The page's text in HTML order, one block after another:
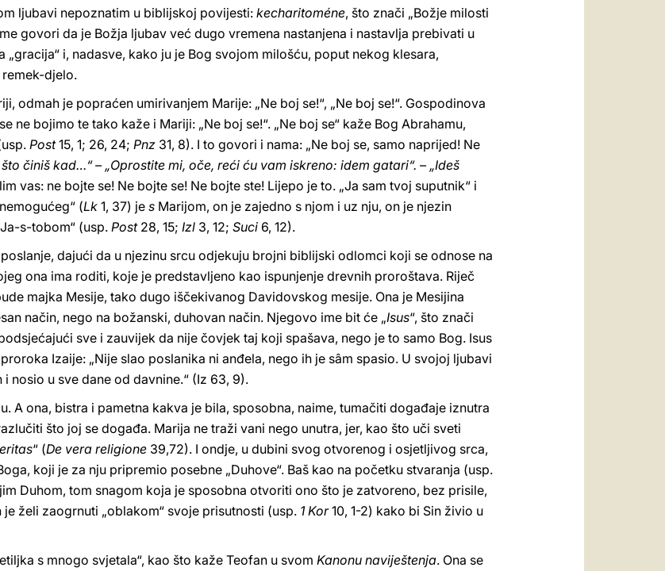
ljubavi nepoznatim u biblijskoj povijesti: kecharitoméne, što znači „Božje milosti
govori da je Božja ljubav već dugo vremena nastanjena i nastavlja prebivati u
i, nadasve, kako ju je Bog svojom milošću, poput nekog klesara,
djelo.
odmah je popraćen umirivanjem Marije: „Ne boj se!“, „Ne boj se!“. Gospodinova
ne bojimo te tako kaže i Mariji: „Ne boj se!“. „Ne boj se“ kaže Bog Abrahamu,
Post15, 1; 26, 24; Pnz 31, 8). I to govori i nama: „Ne boj se, samo naprijed! Ne
činiš kad…“ – „Oprostite mi, oče, reći ću vam iskreno: idem gatari“. – „Ideš
vas: ne bojte se! Ne bojte se! Ne bojte ste! Lijepo je to. „Ja sam tvoj suputnik“ i
(Lk 1, 37) je s Marijom, on je zajedno s njom i uz nju, on je njezin
s-tobom“ (usp. Post 28, 15; Izl 3, 12; Suci 6, 12).
dajući da u njezinu srcu odjekuju brojni biblijski odlomci koji se odnose na
ona ima roditi, koje je predstavljeno kao ispunjenje drevnih proroštava. Riječ
majka Mesije, tako dugo iščekivanog Davidovskog mesije. Ona je Mesijina
način, nego na božanski, duhovan način. Njegovo ime bit će „Isus“, što znači
podsjećajući sve i zauvijek da nije čovjek taj koji spašava, nego je to samo Bog. Isus
Izaije: „Nije slao poslanika ni anđela, nego ih je sâm spasio. U svojoj ljubavi
nosio u sve dane od davnine.“ (Iz 63, 9).
A ona, bistra i pametna kakva je bila, sposobna, naime, tumačiti događaje iznutra
što joj se događa. Marija ne traži vani nego unutra, jer, kao što uči sveti
“ (De vera religione 39,72). I ondje, u dubini svog otvorenog i osjetljivog srca,
koji je za nju pripremio posebne „Duhove“. Baš kao na početku stvaranja (usp.
Duhom, tom snagom koja je sposobna otvoriti ono što je zatvoreno, bez prisile,
želi zaogrnuti „oblakom“ svoje prisutnosti (usp. 1 Kor10, 1-2) kako bi Sin živio u
s mnogo svjetala“, kao što kaže Teofan u svom Kanonu naviještenja. Ona se